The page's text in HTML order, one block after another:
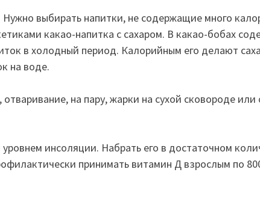
выбирать напитки, не содержащие много
какао-напитка с сахаром. В какао-бобах
в холодный период. Калорийным его делают
на воде.
на пару, жарки на сухой сковороде или
инсоляции. Набрать его в достаточном
принимать витамин Д взрослым по